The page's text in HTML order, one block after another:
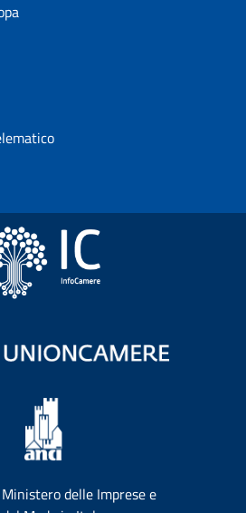
Ministero delle Imprese e